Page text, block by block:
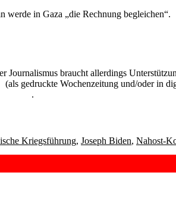
werde in Gaza „die Rechnung begleichen“.
Journalismus braucht allerdings
(als gedruckte Wochenzeitung und/oder in
.
Kriegsführung, Joseph Biden, Nahost-